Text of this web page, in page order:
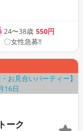
アルな
24〜38歳 550円
〇女性急募‼
ーク